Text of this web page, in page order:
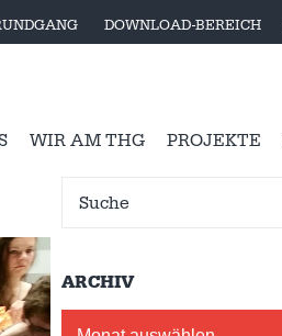
DOWNLOAD-BEREICH
WIR AM THG PROJEKTE
ARCHIV